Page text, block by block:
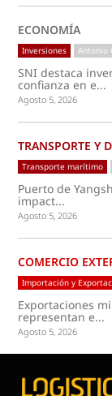
ECONOMÍA
Inversiones Antonio
SNI destaca
confianza en e...
Agosto 5, 2026
TRANSPORTE Y
Transporte marítimo
Puerto de
impact...
Agosto 5, 2026
COMERCIO
Importación y
Exportaciones
representan e...
Agosto 5, 2026